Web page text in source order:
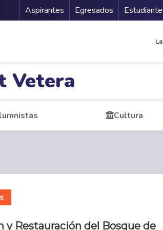
Menu
Aspirantes Egresados
Vetera
Cultura
y Restauración del Bosque de